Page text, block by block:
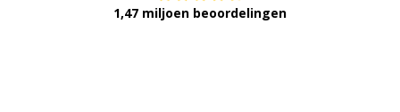
1,47 miljoen beoordelingen